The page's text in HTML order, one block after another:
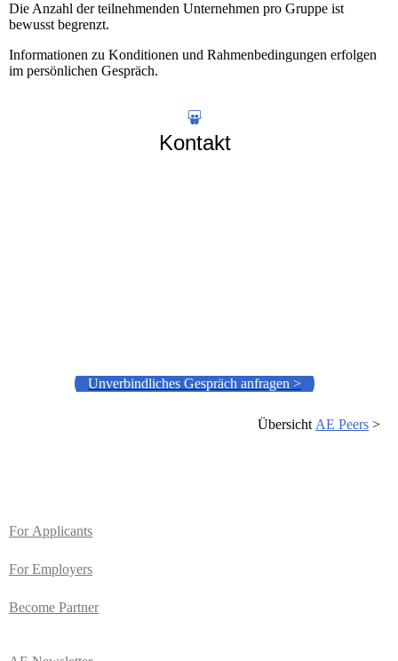
Die Anzahl der teilnehmenden Unternehmen pro Gruppe ist
bewusst begrenzt.
Informationen zu Konditionen und Rahmenbedingungen erfolgen
im persönlichen Gespräch.
Kontakt
Unverbindliches Gespräch anfragen >
Übersicht AE Peers >
For Applicants
For Employers
Become Partner